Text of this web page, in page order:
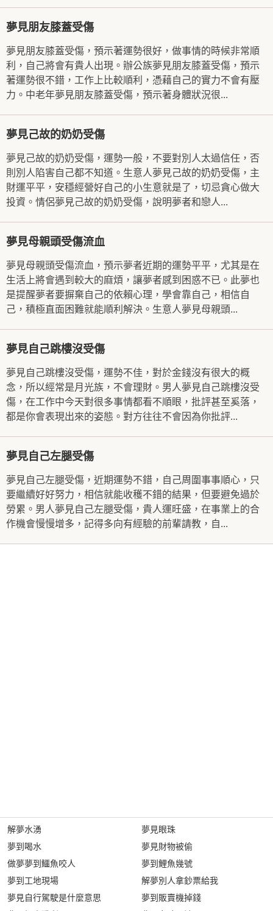
夢見朋友膝蓋受傷
夢見朋友膝蓋受傷，預示著運勢很好，做事情的時候非常順
利，自己將會有貴人出現。辦公族夢見朋友膝蓋受傷，預示
著運勢很不錯，工作上比較順利，憑藉自己的實力不會有壓
力。中老年夢見朋友膝蓋受傷，預示著身體狀況很...
夢見己故的奶奶受傷
夢見己故的奶奶受傷，運勢一般，不要對別人太過信任，否
則別人陷害自己都不知道。生意人夢見己故的奶奶受傷，主
財運平平，安穩經營好自己的小生意就是了，切忌貪心做大
投資。情侶夢見己故的奶奶受傷，說明夢者和戀人...
夢見母親頭受傷流血
夢見母親頭受傷流血，預示夢者近期的運勢平平，尤其是在
生活上將會遇到較大的麻煩，讓夢者感到困惑不已。此夢也
是提醒夢者要摒棄自己的依賴心理，學會靠自己，相信自
己，積極直面困難就能順利解決。生意人夢見母親頭...
夢見自己跳樓沒受傷
夢見自己跳樓沒受傷，運勢不佳，對於金錢沒有很大的概
念，所以經常是月光族，不會理財。男人夢見自己跳樓沒受
傷，在工作中今天對很多事情都看不順眼，批評甚至奚落，
都是你會表現出來的姿態。對方往往不會因為你批評...
夢見自己左腿受傷
夢見自己左腿受傷，近期運勢不錯，自己周圍事事順心，只
要繼續好好努力，相信就能收穫不錯的結果，但要避免過於
勞累。男人夢見自己左腿受傷，貴人運旺盛，在事業上的合
作機會慢慢增多，記得多向有經驗的前輩請教，自...
解夢水湧
夢到喝水
做夢夢到鱷魚咬人
夢到工地現場
夢見自行駕駛是什麼意思
夢見眼珠
夢見財物被偷
夢到鯉魚幾號
解夢別人拿鈔票給我
夢到販賣機掉錢